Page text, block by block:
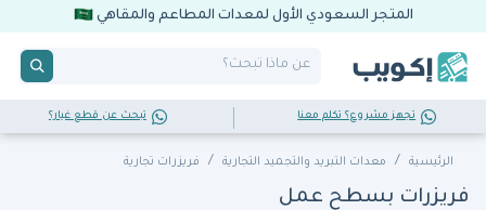
المتجر السعودي الأول لمعدات المطاعم والمقاهي
تجهز مشروع؟ تكلم معنا تبحث عن قطع غيار؟
الرئيسية معدات التبريد والتجميد التجارية فريزرات تجارية
فريزرات بسطح عمل